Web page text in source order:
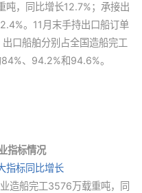
吨，同比增长12.7%；承接出
。11月末手持出口船订单
口船舶分别占全国造船完工
、94.2%和94.6%。
指标情况
指标同比增长
造船完工3576万载重吨，同